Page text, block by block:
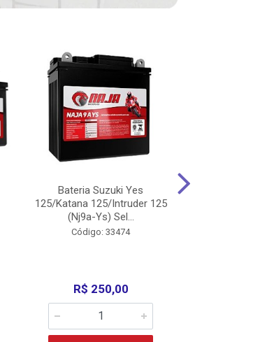
Bateria Suzuki Yes
125/Katana 125/Intruder 125
(Nj9a-Ys) Sel...
Código: 33474
R$ 250,00